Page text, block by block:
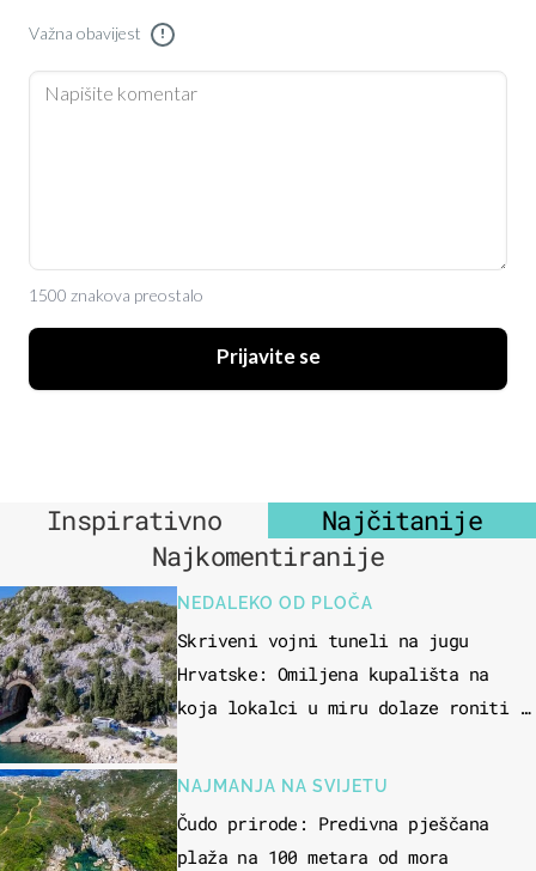
Važna obavijest !
1500 znakova preostalo
Prijavite se
Inspirativno
Najčitanije
Najkomentiranije
NEDALEKO OD PLOČA
Skriveni vojni tuneli na jugu
Hrvatske: Omiljena kupališta na
koja lokalci u miru dolaze roniti i
NAJMANJA NA SVIJETU
Čudo prirode: Predivna pješčana
plaža na 100 metara od mora